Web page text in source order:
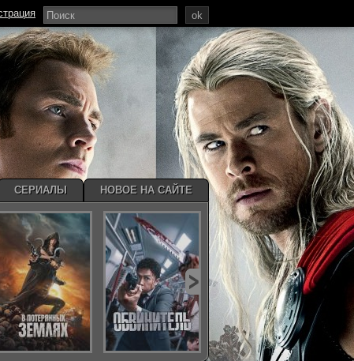
ok
СЕРИАЛЫ НОВОЕ НА САЙТЕ